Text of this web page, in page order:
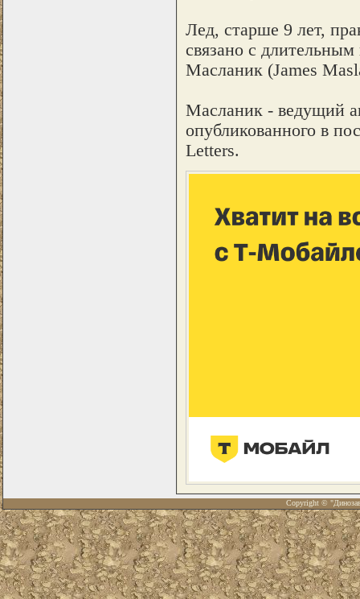
Лед, старше 9 лет,
связано с
Масланик (James
Масланик - ведущий
опубликованного в
Letters.
Copyright ©